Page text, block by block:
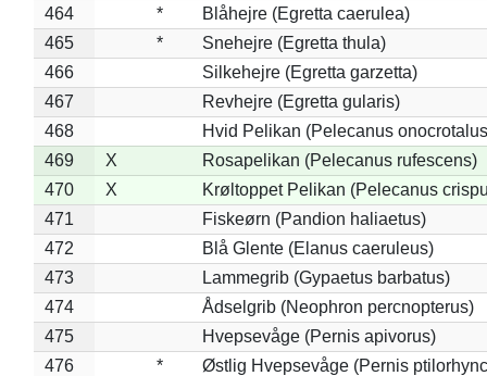
464
*
Blåhejre (Egretta caerulea)
465
*
Snehejre (Egretta thula)
466
Silkehejre (Egretta garzetta)
467
Revhejre (Egretta gularis)
468
Hvid Pelikan (Pelecanus
469
X
Rosapelikan (Pelecanus rufescens)
470
X
Krøltoppet Pelikan (Pelecanus
471
Fiskeørn (Pandion haliaetus)
472
Blå Glente (Elanus caeruleus)
473
Lammegrib (Gypaetus barbatus)
474
Ådselgrib (Neophron percnopterus)
475
Hvepsevåge (Pernis apivorus)
476
*
Østlig Hvepsevåge (Pernis